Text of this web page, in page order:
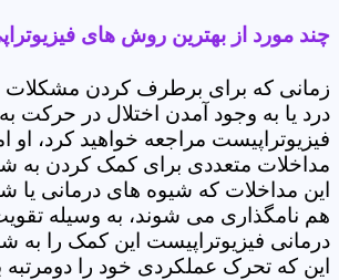
چند مورد از بهترین روش های
زمانی که برای برطرف کردن
درد یا به وجود آمدن اختلال در حرکت
فیزیوتراپیست مراجعه خواهید کرد، او
مداخلات متعددی برای کمک کردن به
این مداخلات که شیوه های درمانی یا
هم نامگذاری می شوند، به وسیله
درمانی فیزیوتراپیست این کمک را به
این که تحرک عملکردی خود را دومرتبه